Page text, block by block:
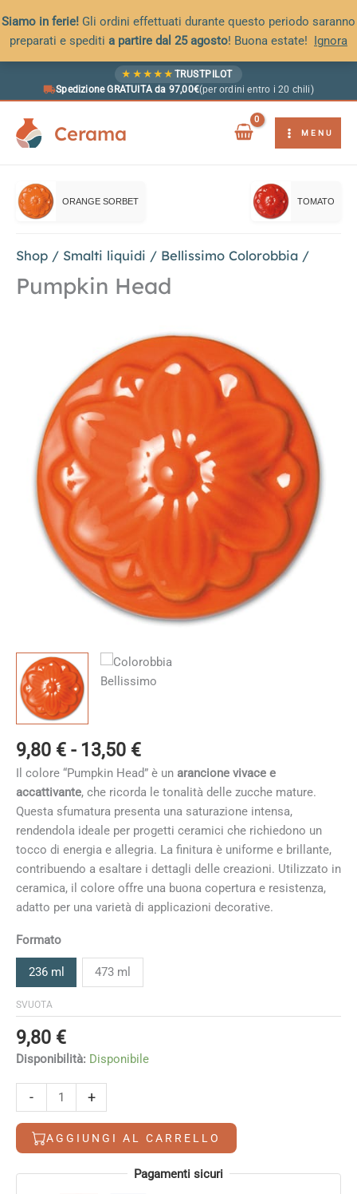
Siamo in ferie! Gli ordini effettuati durante questo periodo saranno
preparati e spediti a partire dal 25 agosto! Buona estate! Ignora
★ ★ ★ ★ ★ TRUSTPILOT
Spedizione GRATUITA da 97,00€(per ordini entro i 20 chili)
Cerama MENU
ORANGE SORBET TOMATO
Shop / Smalti liquidi / Bellissimo Colorobbia /
Pumpkin Head
9,80 € - 13,50 €Fascia
di
prezzo:
da
9,80 €
a
13,50 €
Il colore “Pumpkin Head” è un arancione vivace e
accattivante, che ricorda le tonalità delle zucche mature.
Questa sfumatura presenta una saturazione intensa,
rendendola ideale per progetti ceramici che richiedono un
tocco di energia e allegria. La finitura è uniforme e brillante,
contribuendo a esaltare i dettagli delle creazioni. Utilizzato in
ceramica, il colore offre una buona copertura e resistenza,
adatto per una varietà di applicazioni decorative.
Formato
236 ml 473 ml
SVUOTA
9,80 €
Disponibilità: Disponibile
-
Pumpkin
Head
quantità
+
AGGIUNGI AL CARRELLO
Alternative: Pagamenti sicuri